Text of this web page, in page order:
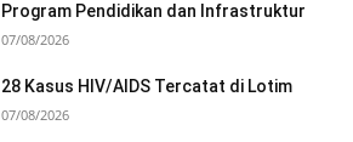
Program Pendidikan dan Infrastruktur
07/08/2026
28 Kasus HIV/AIDS Tercatat di Lotim
07/08/2026